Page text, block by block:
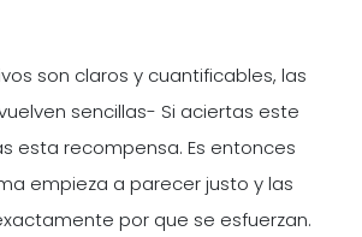
son claros y cuantificables, las
sencillas- Si aciertas este
esta recompensa. Es entonces
empieza a parecer justo y las
por que se esfuerzan.